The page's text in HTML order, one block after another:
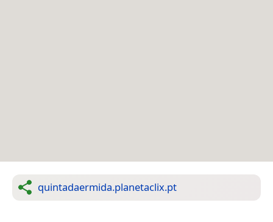
quintadaermida.planetaclix.pt